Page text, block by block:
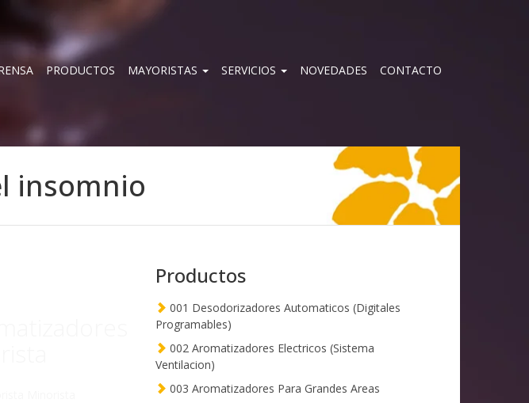
PRODUCTOS MAYORISTAS SERVICIOS NOVEDADES CONTACTO
insomnio
Productos
001 Desodorizadores Automaticos (Digitales
Programables)
002 Aromatizadores Electricos (Sistema
Ventilacion)
003 Aromatizadores Para Grandes Areas